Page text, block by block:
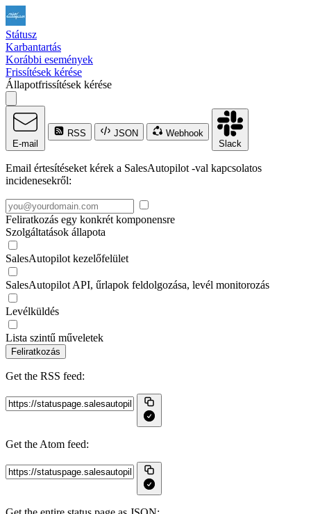
Státusz
Karbantartás
Korábbi események
Frissítések kérése
Állapotfrissítések kérése
E-mail
RSS JSON
Webhook
Slack
Email értesítéseket kérek a SalesAutopilot -val kapcsolatos
incidenesekről:
Feliratkozás egy konkrét komponensre
Szolgáltatások állapota
SalesAutopilot kezelőfelület
SalesAutopilot API, űrlapok feldolgozása, levél monitorozás
Levélküldés
Lista szintű műveletek
Feliratkozás
Get the RSS feed:
Get the Atom feed: